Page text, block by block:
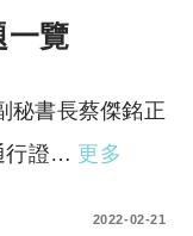
一覽
秘書長蔡傑銘正
行證… 更多
2022-02-21